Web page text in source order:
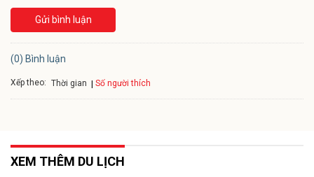
Gửi bình luận
(0) Bình luận
Xếp theo: Thời gian Số người thích
XEM THÊM DU LỊCH